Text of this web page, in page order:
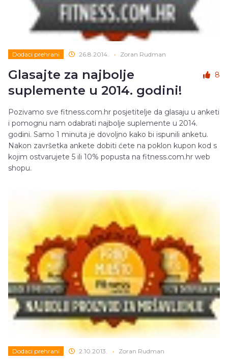
Dodaci prehrani 26.8.2014. • Zoran Rudman
Glasajte za najbolje
suplemente u 2014. godini!
8
Pozivamo sve fitness.com.hr posjetitelje da glasaju u anketi
i pomognu nam odabrati najbolje suplemente u 2014.
godini. Samo 1 minuta je dovoljno kako bi ispunili anketu.
Nakon završetka ankete dobiti ćete na poklon kupon kod s
kojim ostvarujete 5 ili 10% popusta na fitness.com.hr web
shopu.
Dodaci prehrani 2.10.2013. • Zoran Rudman